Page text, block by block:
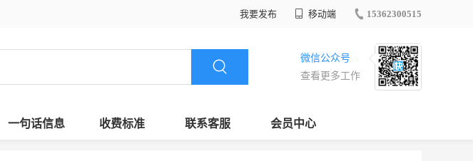
我要发布 移动端 15362300515
微信公众号
查看更多工作
一句话信息 收费标准 联系客服 会员中心